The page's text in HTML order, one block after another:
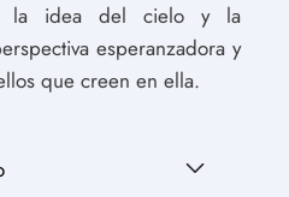
la idea del cielo y la
esperanzadora y
que creen en ella.